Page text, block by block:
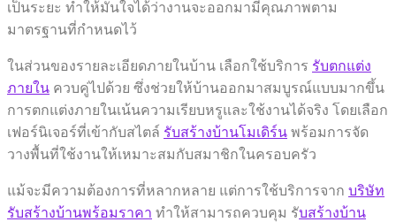
เป็นระยะ ทำให้มั่นใจได้ว่างานจะออกมามีคุณภาพตาม
มาตรฐานที่กำหนดไว้
ในส่วนของรายละเอียดภายในบ้าน เลือกใช้บริการ รับตกแต่ง
ภายใน ควบคู่ไปด้วย ซึ่งช่วยให้บ้านออกมาสมบูรณ์แบบมากขึ้น
การตกแต่งภายในเน้นความเรียบหรูและใช้งานได้จริง โดยเลือก
เฟอร์นิเจอร์ที่เข้ากับสไตล์ รับสร้างบ้านโมเดิร์น พร้อมการจัด
วางพื้นที่ใช้งานให้เหมาะสมกับสมาชิกในครอบครัว
แม้จะมีความต้องการที่หลากหลาย แต่การใช้บริการจาก บริษัท
รับสร้างบ้านพร้อมราคา ทำให้สามารถควบคุม รับสร้างบ้าน